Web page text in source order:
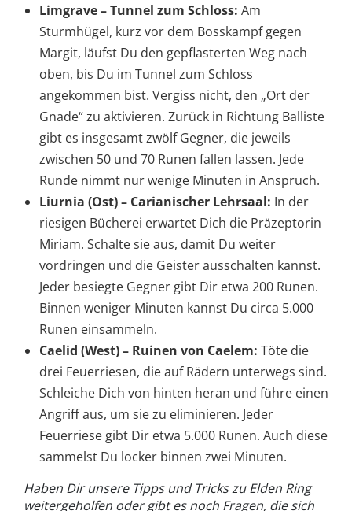
Limgrave – Tunnel zum Schloss: Am
Sturmhügel, kurz vor dem Bosskampf gegen
Margit, läufst Du den gepflasterten Weg nach
oben, bis Du im Tunnel zum Schloss
angekommen bist. Vergiss nicht, den „Ort der
Gnade“ zu aktivieren. Zurück in Richtung Balliste
gibt es insgesamt zwölf Gegner, die jeweils
zwischen 50 und 70 Runen fallen lassen. Jede
Runde nimmt nur wenige Minuten in Anspruch.
Liurnia (Ost) – Carianischer Lehrsaal: In der
riesigen Bücherei erwartet Dich die Präzeptorin
Miriam. Schalte sie aus, damit Du weiter
vordringen und die Geister ausschalten kannst.
Jeder besiegte Gegner gibt Dir etwa 200 Runen.
Binnen weniger Minuten kannst Du circa 5.000
Runen einsammeln.
Caelid (West) – Ruinen von Caelem: Töte die
drei Feuerriesen, die auf Rädern unterwegs sind.
Schleiche Dich von hinten heran und führe einen
Angriff aus, um sie zu eliminieren. Jeder
Feuerriese gibt Dir etwa 5.000 Runen. Auch diese
sammelst Du locker binnen zwei Minuten.
Haben Dir unsere Tipps und Tricks zu Elden Ring
weitergeholfen oder gibt es noch Fragen, die sich